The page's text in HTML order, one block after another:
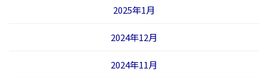
2025年1月
2024年12月
2024年11月